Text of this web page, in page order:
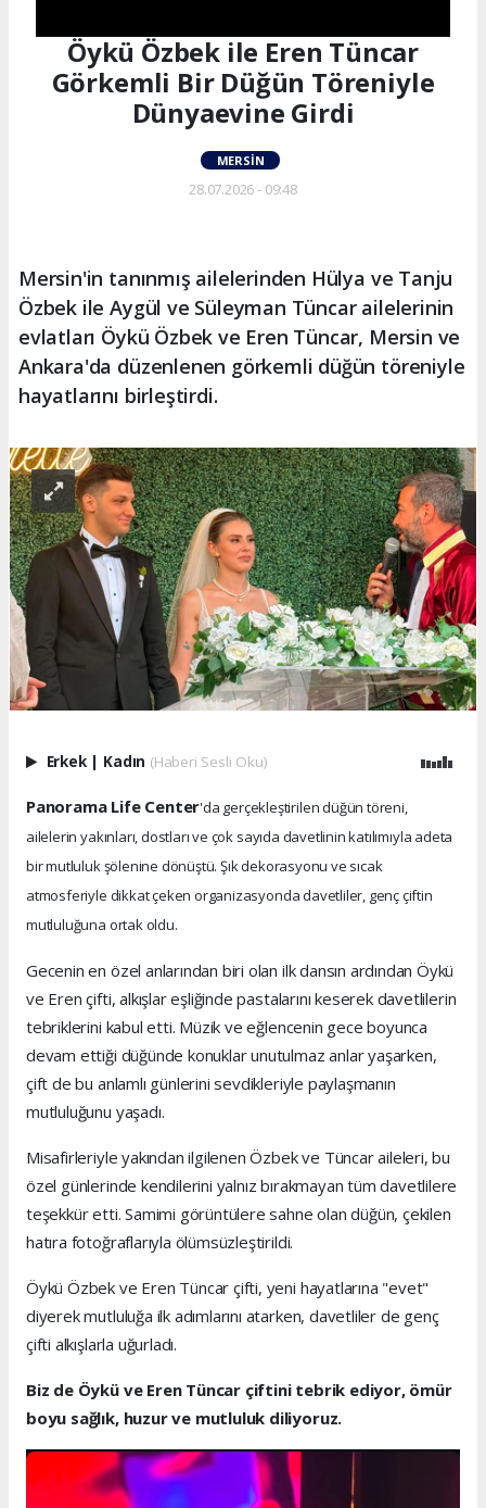
Öykü Özbek ile Eren Tüncar
Görkemli Bir Düğün Töreniyle
Dünyaevine Girdi
MERSIN
28.07.2026 - 09:48
Mersin'in tanınmış ailelerinden Hülya ve Tanju
Özbek ile Aygül ve Süleyman Tüncar ailelerinin
evlatları Öykü Özbek ve Eren Tüncar, Mersin ve
Ankara'da düzenlenen görkemli düğün töreniyle
hayatlarını birleştirdi.
Erkek | Kadın (Haberi Sesli Oku)
Panorama Life Center'da gerçekleştirilen düğün töreni,
ailelerin yakınları, dostları ve çok sayıda davetlinin katılımıyla adeta
bir mutluluk şölenine dönüştü. Şık dekorasyonu ve sıcak
atmosferiyle dikkat çeken organizasyonda davetliler, genç çiftin
mutluluğuna ortak oldu.
Gecenin en özel anlarından biri olan ilk dansın ardından Öykü
ve Eren çifti, alkışlar eşliğinde pastalarını keserek davetlilerin
tebriklerini kabul etti. Müzik ve eğlencenin gece boyunca
devam ettiği düğünde konuklar unutulmaz anlar yaşarken,
çift de bu anlamlı günlerini sevdikleriyle paylaşmanın
mutluluğunu yaşadı.
Misafirleriyle yakından ilgilenen Özbek ve Tüncar aileleri, bu
özel günlerinde kendilerini yalnız bırakmayan tüm davetlilere
teşekkür etti. Samimi görüntülere sahne olan düğün, çekilen
hatıra fotoğraflarıyla ölümsüzleştirildi.
Öykü Özbek ve Eren Tüncar çifti, yeni hayatlarına "evet"
diyerek mutluluğa ilk adımlarını atarken, davetliler de genç
çifti alkışlarla uğurladı.
Biz de Öykü ve Eren Tüncar çiftini tebrik ediyor, ömür
boyu sağlık, huzur ve mutluluk diliyoruz.